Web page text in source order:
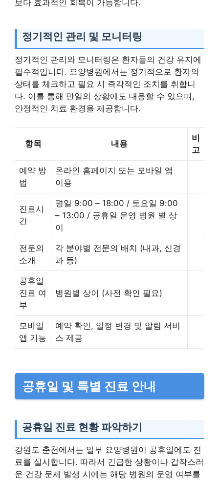
보다 효과적인 회복이 가능합니다.
정기적인 관리 및 모니터링
정기적인 관리와 모니터링은 환자들의 건강 유지에
필수적입니다. 요양병원에서는 정기적으로 환자의
상태를 체크하고 필요 시 즉각적인 조치를 취합니
다. 이를 통해 만일의 상황에도 대응할 수 있으며,
안정적인 치료 환경을 제공합니다.
항목 내용
비
고
예약 방
법
온라인 홈페이지 또는 모바일 앱
이용
진료시
간
평일 9:00 – 18:00 / 토요일 9:00
– 13:00 / 공휴일 운영 병원 별 상
이
전문의
소개
각 분야별 전문의 배치 (내과, 신경
과 등)
공휴일
진료 여
부
병원별 상이 (사전 확인 필요)
모바일
앱 기능
예약 확인, 일정 변경 및 알림 서비
스 제공
공휴일 및 특별 진료 안내
공휴일 진료 현황 파악하기
강원도 춘천에서는 일부 요양병원이 공휴일에도 진
료를 실시합니다. 따라서 긴급한 상황이나 갑작스러
운 건강 문제 발생 시에는 해당 병원의 운영 여부를